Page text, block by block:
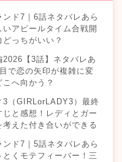
ド7｜6話ネタバレあら
アピールタイム合戦開
っちがいい？
【3話】ネタバレあ
で恋の矢印が複雑に変
へ向かう？
3（GIRLorLADY3）最終
と感想！レディとガー
えた付き合いができる
ド7｜5話ネタバレあら
くモテフィーバー！三